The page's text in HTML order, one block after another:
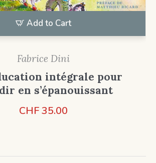
Add to Cart
Fabrice Dini
intégrale pour
en s’épanouissant
CHF 35.00